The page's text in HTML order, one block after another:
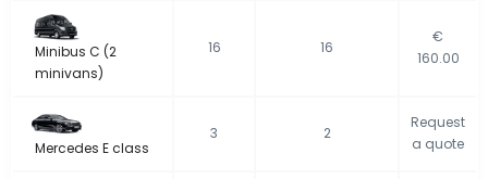
Minibus C (2
minivans)
16 16
€
160.00
Mercedes E class
3 2
Request
a quote